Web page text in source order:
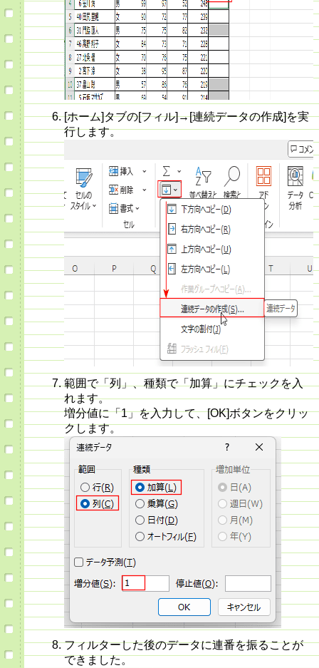
[ホーム]タブの[フィル]→[連続データの作成]を実
行します。
範囲で「列」、種類で「加算」にチェックを入
れます。
増分値に「1」を入力して、[OK]ボタンをクリッ
クします。
フィルターした後のデータに連番を振ることが
できました。